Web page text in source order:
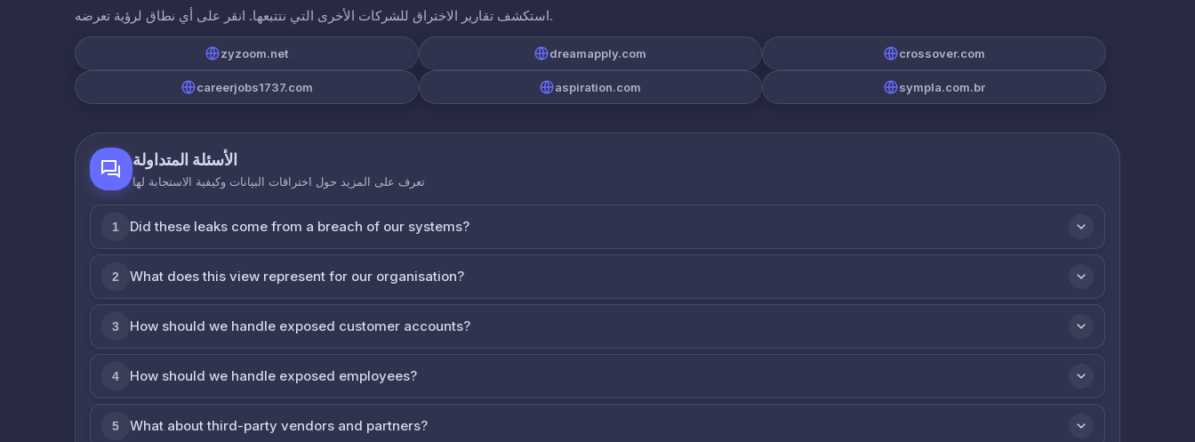
استكشف تقارير الاختراق للشركات الأخرى التي نتتبعها. انقر على أي نطاق لرؤية تعرضه.
zyzoom.net dreamapply.com crossover.com
careerjobs1737.com aspiration.com sympla.com.br
الأسئلة المتداولة
تعرف على المزيد حول اختراقات البيانات وكيفية الاستجابة لها
1 Did these leaks come from a breach of our systems?
2 What does this view represent for our organisation?
3 How should we handle exposed customer accounts?
4 How should we handle exposed employees?
5 What about third-party vendors and partners?